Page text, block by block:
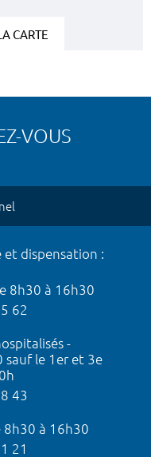
CARTE
VOUS
et dispensation :
8h30 à 16h30
62
-
sauf le 1er et 3e
43
8h30 à 16h30
21